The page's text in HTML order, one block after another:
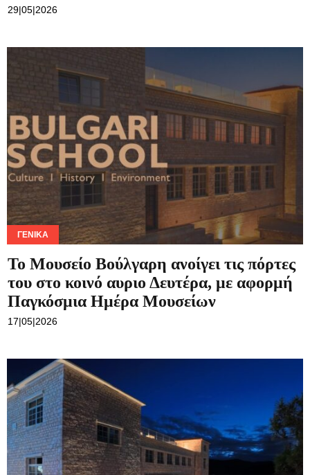
29|05|2026
ΓΕΝΙΚΆ
Το Μουσείο Βούλγαρη ανοίγει τις πόρτες
του στο κοινό αυριο Δευτέρα, με αφορμή
Παγκόσμια Ημέρα Μουσείων
17|05|2026